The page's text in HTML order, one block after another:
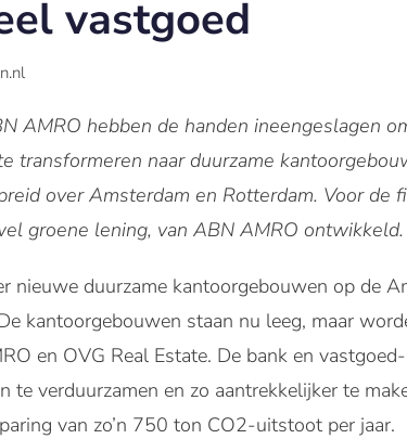
vastgoed
AMRO hebben de handen ineengeslagen
transformeren naar duurzame
over Amsterdam en Rotterdam. Voor de
groene lening, van ABN AMRO ontwikkeld.
nieuwe duurzame kantoorgebouwen op de
kantoorgebouwen staan nu leeg, maar
en OVG Real Estate. De bank en
te verduurzamen en zo aantrekkelijker te
van zo’n 750 ton CO2-uitstoot per jaar.